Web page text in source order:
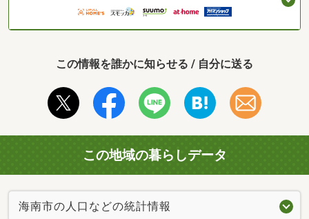
この情報を誰かに知らせる / 自分に送る
この地域の暮らしデータ
海南市の人口などの統計情報